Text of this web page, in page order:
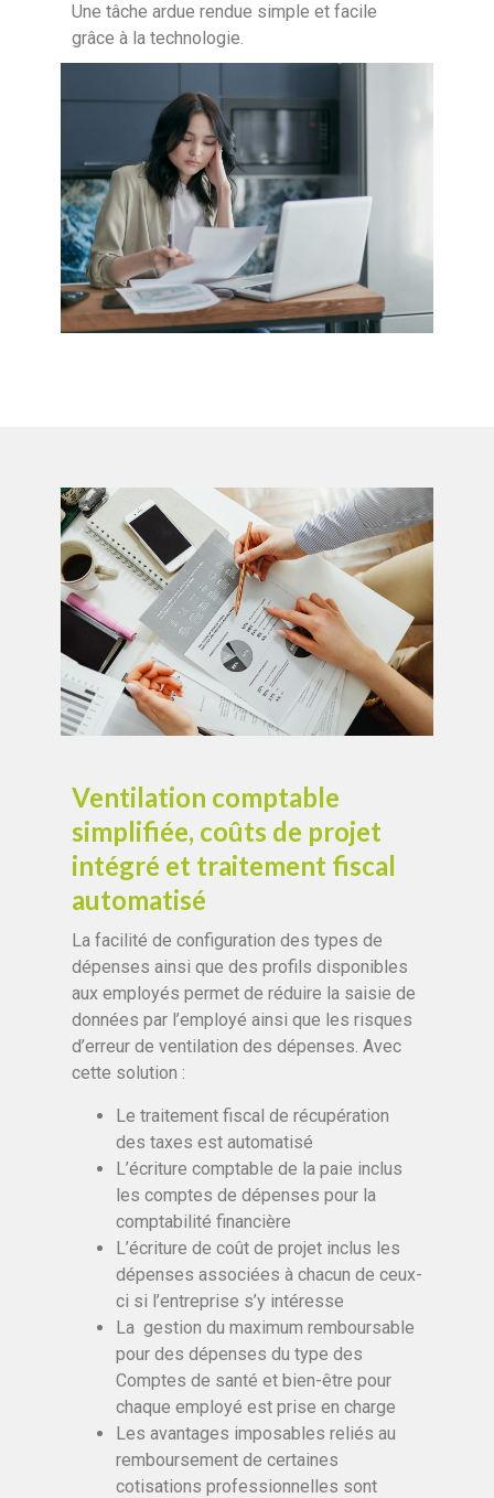
Une tâche ardue rendue simple et facile
grâce à la technologie.
Ventilation comptable
simplifiée, coûts de projet
intégré et traitement fiscal
automatisé
La facilité de configuration des types de
dépenses ainsi que des profils disponibles
aux employés permet de réduire la saisie de
données par l’employé ainsi que les risques
d’erreur de ventilation des dépenses. Avec
cette solution :
Le traitement fiscal de récupération
des taxes est automatisé
L’écriture comptable de la paie inclus
les comptes de dépenses pour la
comptabilité financière
L’écriture de coût de projet inclus les
dépenses associées à chacun de ceux-
ci si l’entreprise s’y intéresse
La gestion du maximum remboursable
pour des dépenses du type des
Comptes de santé et bien-être pour
chaque employé est prise en charge
Les avantages imposables reliés au
remboursement de certaines
cotisations professionnelles sont